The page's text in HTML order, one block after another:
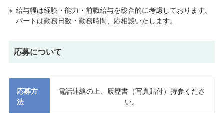
給与幅は経験・能力・前職給与を総合的に考慮しております。
パートは勤務日数・勤務時間、応相談いたします。
応募について
応募方
法
電話連絡の上、履歴書（写真貼付）持参くださ
い。